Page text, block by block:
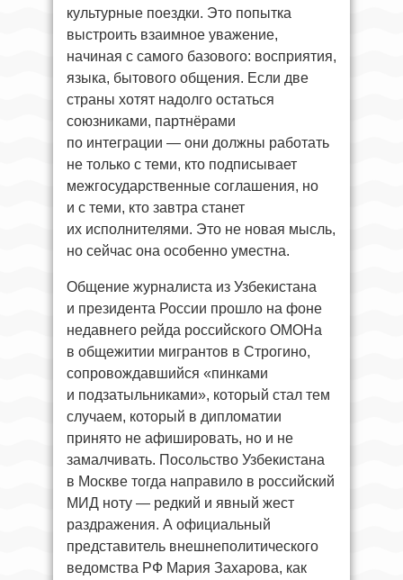
культурные поездки. Это попытка
выстроить взаимное уважение,
начиная с самого базового: восприятия,
языка, бытового общения. Если две
страны хотят надолго остаться
союзниками, партнёрами
по интеграции — они должны работать
не только с теми, кто подписывает
межгосударственные соглашения, но
и с теми, кто завтра станет
их исполнителями. Это не новая мысль,
но сейчас она особенно уместна.
Общение журналиста из Узбекистана
и президента России прошло на фоне
недавнего рейда российского ОМОНа
в общежитии мигрантов в Строгино,
сопровождавшийся «пинками
и подзатыльниками», который стал тем
случаем, который в дипломатии
принято не афишировать, но и не
замалчивать. Посольство Узбекистана
в Москве тогда направило в российский
МИД ноту — редкий и явный жест
раздражения. А официальный
представитель внешнеполитического
ведомства РФ Мария Захарова, как